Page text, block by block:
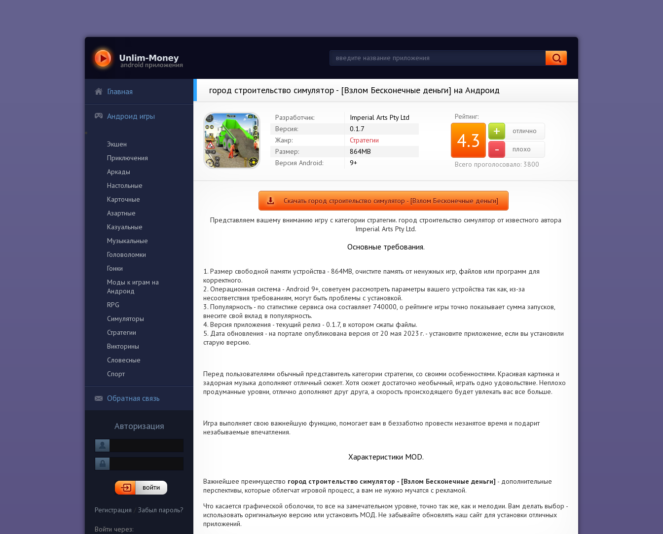
Главная
Андроид игры
Экшен
Приключения
Аркады
Настольные
Карточные
Азартные
Казуальные
Музыкальные
Головоломки
Гонки
Моды к играм на
Андроид
RPG
Симуляторы
Стратегии
Викторины
Словесные
Спорт
Обратная связь
Авторизация
Регистрация / Забыл пароль?
Войти через:
город строительство симулятор - [Взлом Бесконечные деньги] на Андроид
Разработчик:
Imperial Arts Pty Ltd
Версия:
0.1.7
Жанр:
Стратегии
Размер:
864MB
Версия Android:
9+
Рейтинг:
4.3 + отлично
-
плохо
Всего проголосовало: 3800
Скачать город строительство симулятор - [Взлом Бесконечные деньги]
Представляем вашему вниманию игру с категории стратегии. город строительство симулятор от известного автора
Imperial Arts Pty Ltd.
Основные требования.
1. Размер свободной памяти устройства - 864MB, очистите память от ненужных игр, файлов или программ для
корректного.
2. Операционная система - Android 9+, советуем рассмотреть параметры вашего устройства так как, из-за
несоответствия требованиям, могут быть проблемы с установкой.
3. Популярность - по статистике сервиса она составляет 740000, о рейтинге игры точно показывает сумма запусков,
внесите свой вклад в популярность.
4. Версия приложения - текущий релиз - 0.1.7, в котором сжаты файлы.
5. Дата обновления - на портале опубликована версия от 20 мая 2023 г. - установите приложение, если вы установили
старую версию.
Перед пользователями обычный представитель категории стратегии, со своими особенностями. Красивая картинка и
задорная музыка дополняют отличный сюжет. Хотя сюжет достаточно необычный, играть одно удовольствие. Неплохо
продуманные уровни, отлично дополняют друг друга, а скорость происходящего будет увлекать вас все больше.
Игра выполняет свою важнейшую функцию, помогает вам в беззаботно провести незанятое время и подарит
незабываемые впечатления.
Характеристики MOD.
Важнейшее преимущество город строительство симулятор - [Взлом Бесконечные деньги] - дополнительные
перспективы, которые облегчат игровой процесс, а вам не нужно мучатся с рекламой.
Что касается графической оболочки, то все на замечательном уровне, точно так же, как и мелодии. Вам делать выбор -
использовать оригинальную версию или установить МОД. Не забывайте обновлять наш сайт для установки отличных
приложений.